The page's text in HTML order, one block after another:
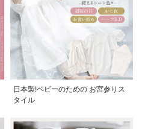
日本製!ベビーのための お宮参りス
タイル